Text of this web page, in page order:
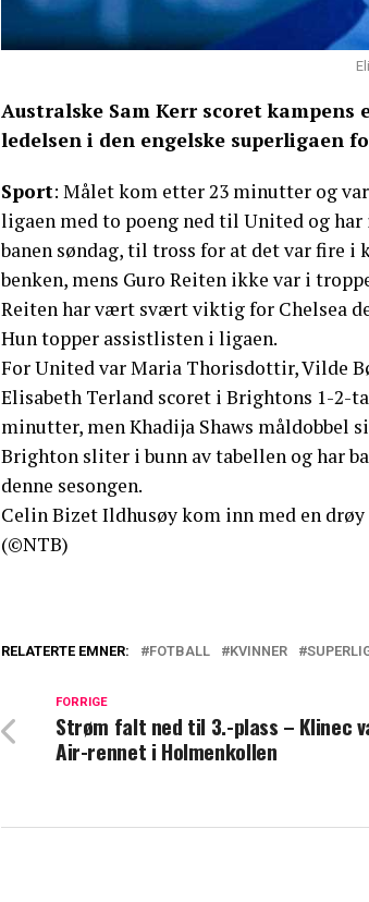
Australske Sam Kerr scoret
ledelsen i den engelske superligaen
Sport: Målet kom etter 23 minutter og
ligaen med to poeng ned til United og
banen søndag, til tross for at det var fire i
benken, mens Guro Reiten ikke var i
Reiten har vært svært viktig for Chelsea
Hun topper assistlisten i ligaen.
For United var Maria Thorisdottir, Vilde
Elisabeth Terland scoret i Brightons 1-2-
minutter, men Khadija Shaws måldobbel
Brighton sliter i bunn av tabellen og har
denne sesongen.
Celin Bizet Ildhusøy kom inn med en
(©NTB)
RELATERTE EMNER: FOTBALL KVINNER
FORRIGE
Strøm falt ned til 3.-plass – Klinec
Air-rennet i Holmenkollen